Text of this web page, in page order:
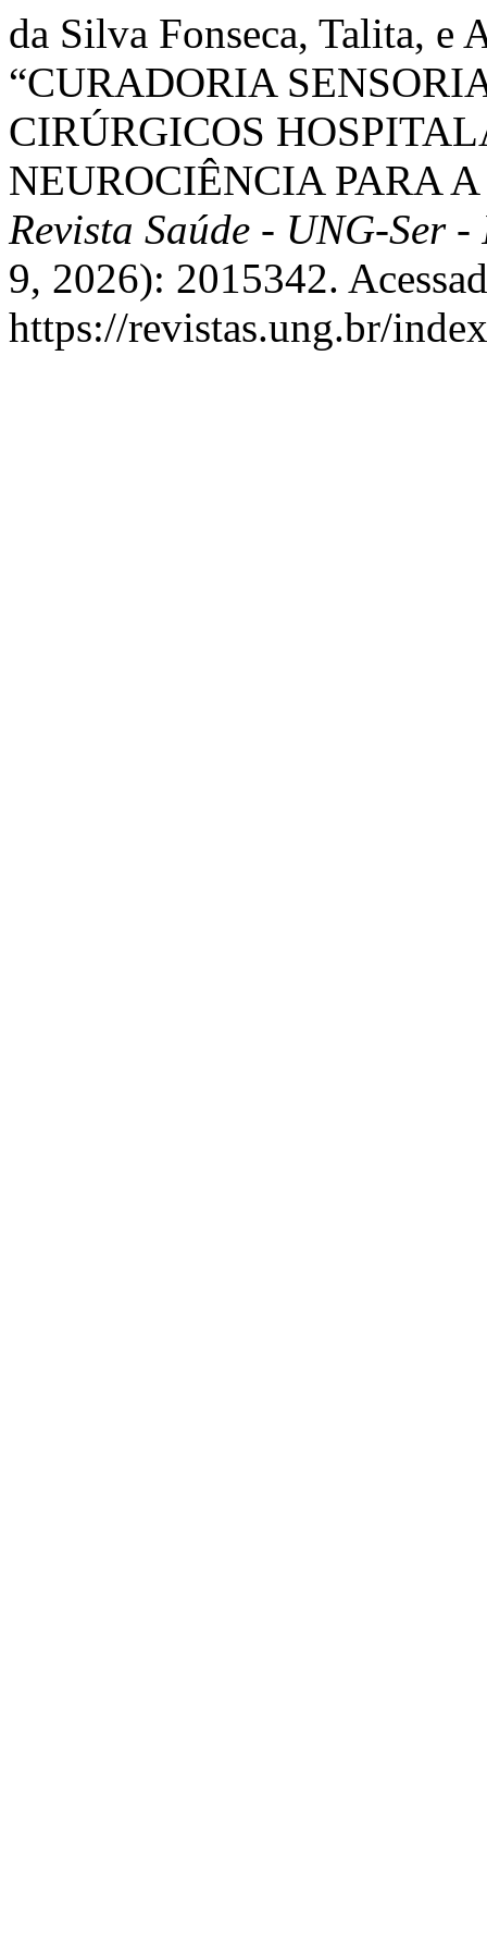
da Silva Fonseca, Talita, e
“CURADORIA
CIRÚRGICOS
NEUROCIÊNCIA PARA
Revista Saúde - UNG-Ser
9, 2026): 2015342.
https://revistas.ung.br/